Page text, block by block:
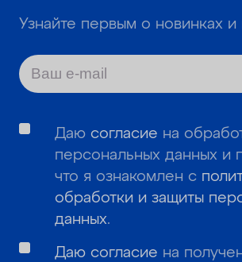
Узнайте первым о новинках и
Даю согласие на
персональных данных и
что я ознакомлен с
обработки и защиты
данных.
Даю согласие на